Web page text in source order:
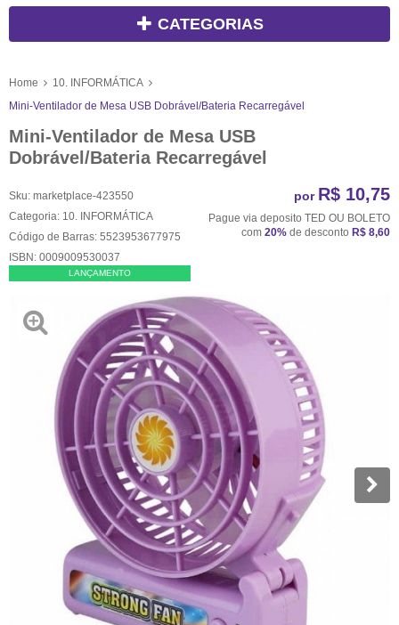
CATEGORIAS
Home
10. INFORMÁTICA
Mini-Ventilador de Mesa USB Dobrável/Bateria Recarregável
Mini-Ventilador de Mesa USB
Dobrável/Bateria Recarregável
Sku: marketplace-423550
Categoria: 10. INFORMÁTICA
Código de Barras: 5523953677975
ISBN: 0009009530037
LANÇAMENTO
por R$ 10,75
Pague via deposito TED OU BOLETO
com 20% de desconto R$ 8,60